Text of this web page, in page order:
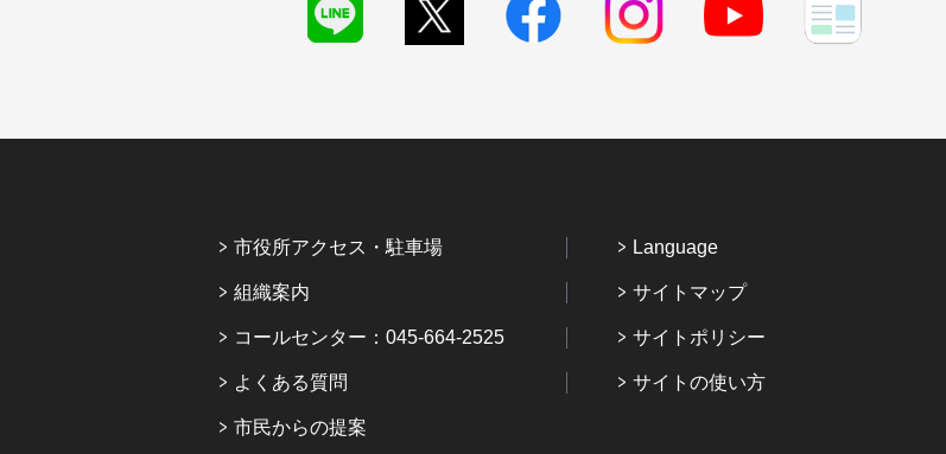
市役所アクセス・駐車場
組織案内
コールセンター：045-664-2525
よくある質問
市民からの提案
Language
サイトマップ
サイトポリシー
サイトの使い方